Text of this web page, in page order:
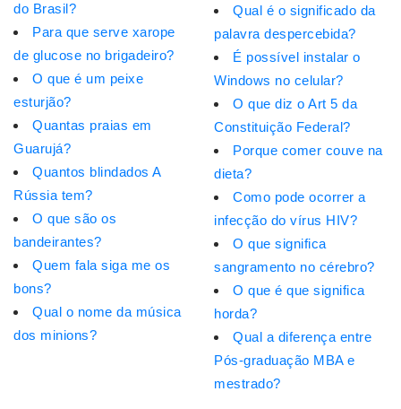
do Brasil?
Para que serve xarope
de glucose no brigadeiro?
O que é um peixe
esturjão?
Quantas praias em
Guarujá?
Quantos blindados A
Rússia tem?
O que são os
bandeirantes?
Quem fala siga me os
bons?
Qual o nome da música
dos minions?
Qual é o significado da
palavra despercebida?
É possível instalar o
Windows no celular?
O que diz o Art 5 da
Constituição Federal?
Porque comer couve na
dieta?
Como pode ocorrer a
infecção do vírus HIV?
O que significa
sangramento no cérebro?
O que é que significa
horda?
Qual a diferença entre
Pós-graduação MBA e
mestrado?